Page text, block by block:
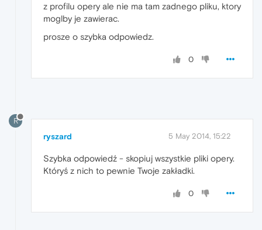
z profilu opery ale nie ma tam zadnego pliku, ktory
moglby je zawierac.
prosze o szybka odpowiedz.
0
R
ryszard 5 May 2014, 15:22
Szybka odpowiedź - skopiuj wszystkie pliki opery.
Któryś z nich to pewnie Twoje zakładki.
0